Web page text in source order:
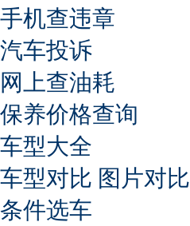
手机查违章
汽车投诉
网上查油耗
保养价格查询
车型大全
车型对比 图片对比
条件选车